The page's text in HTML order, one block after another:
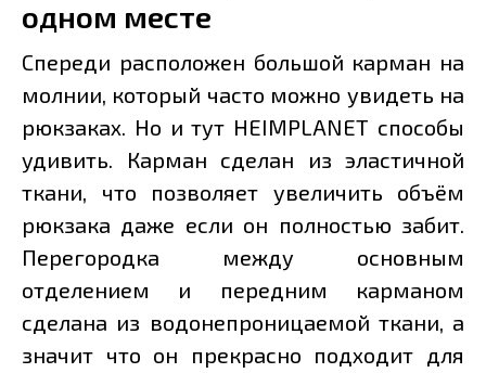
одном месте
Спереди расположен большой карман на
молнии, который часто можно увидеть на
рюкзаках. Но и тут HEIMPLANET способы
удивить. Карман сделан из эластичной
ткани, что позволяет увеличить объём
рюкзака даже если он полностью забит.
Перегородка между основным
отделением и передним карманом
сделана из водонепроницаемой ткани, а
значит что он прекрасно подходит для